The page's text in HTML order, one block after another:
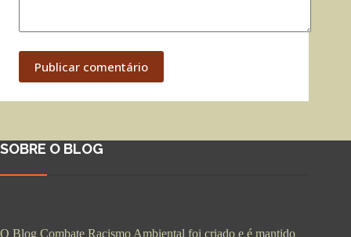
Publicar comentário
SOBRE O BLOG
O Blog Combate Racismo Ambiental foi criado e é mantido